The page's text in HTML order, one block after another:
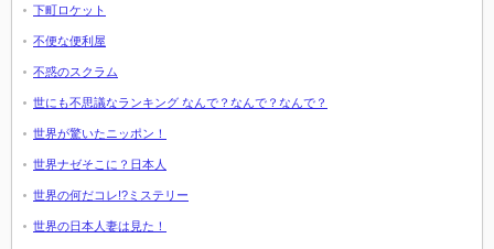
下町ロケット
不便な便利屋
不惑のスクラム
世にも不思議なランキング なんで？なんで？なんで？
世界が驚いたニッポン！
世界ナゼそこに？日本人
世界の何だコレ!?ミステリー
世界の日本人妻は見た！